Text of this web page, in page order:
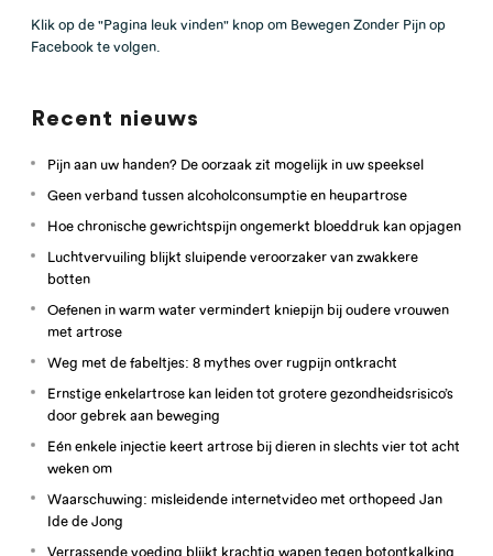
Klik op de "Pagina leuk vinden" knop om Bewegen Zonder Pijn op
Facebook te volgen.
Recent nieuws
Pijn aan uw handen? De oorzaak zit mogelijk in uw speeksel
Geen verband tussen alcoholconsumptie en heupartrose
Hoe chronische gewrichtspijn ongemerkt bloeddruk kan opjagen
Luchtvervuiling blijkt sluipende veroorzaker van zwakkere
botten
Oefenen in warm water vermindert kniepijn bij oudere vrouwen
met artrose
Weg met de fabeltjes: 8 mythes over rugpijn ontkracht
Ernstige enkelartrose kan leiden tot grotere gezondheidsrisico’s
door gebrek aan beweging
Eén enkele injectie keert artrose bij dieren in slechts vier tot acht
weken om
Waarschuwing: misleidende internetvideo met orthopeed Jan
Ide de Jong
Verrassende voeding blijkt krachtig wapen tegen botontkalking